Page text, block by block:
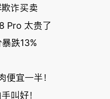
诈买卖
Pro 太贵了
跌13%
便宜一半！
叫好！